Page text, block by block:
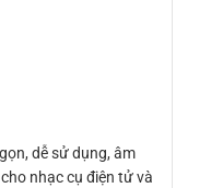
dễ sử dụng, âm
nhạc cụ điện tử và